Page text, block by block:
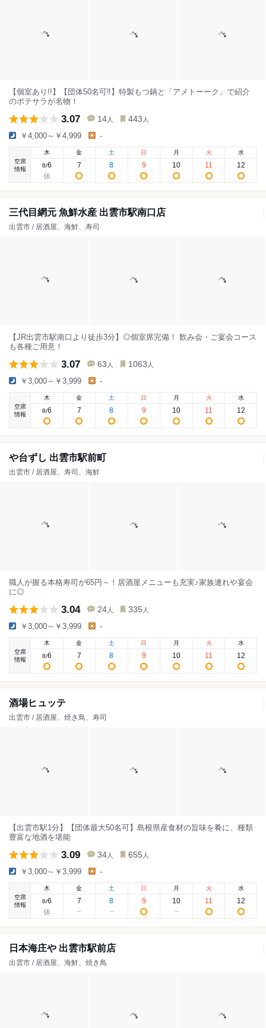
【個室あり!!】【団体50名可‼︎】特製もつ鍋と「アメトーーク」で紹介
のポテサラが名物！
3.07 14 人 443 人
￥4,000～￥4,999 -
空席
情報
木
8/6
金
7
土
8
日
9
月
10
火
11
水
12
三代目網元 魚鮮水産 出雲市駅南口店
出雲市 / 居酒屋、海鮮、寿司
【JR出雲市駅南口より徒歩3分】◎個室席完備！ 飲み会・ご宴会コース
も各種ご用意！
3.07 63 人 1063 人
￥3,000～￥3,999 -
空席
情報
木
8/6
金
7
土
8
日
9
月
10
火
11
水
12
や台ずし 出雲市駅前町
出雲市 / 居酒屋、寿司、海鮮
職人が握る本格寿司が65円～！居酒屋メニューも充実♪家族連れや宴会
に◎
3.04 24 人 335 人
￥3,000～￥3,999 -
空席
情報
木
8/6
金
7
土
8
日
9
月
10
火
11
水
12
酒場ヒュッテ
出雲市 / 居酒屋、焼き鳥、寿司
【出雲市駅1分】【団体最大50名可】島根県産食材の旨味を肴に、種類
豊富な地酒を堪能
3.09 34 人 655 人
￥3,000～￥3,999 -
空席
情報
木
8/6
金
7
土
8
日
9
月
10
火
11
水
12
日本海庄や 出雲市駅前店
出雲市 / 居酒屋、海鮮、焼き鳥